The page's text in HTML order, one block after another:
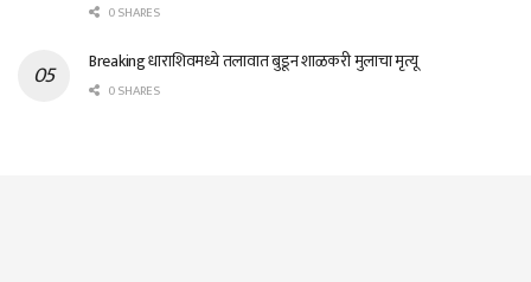
0 SHARES
Breaking धाराशिवमध्ये तलावात बुडून शाळकरी मुलाचा मृत्यू
0 SHARES